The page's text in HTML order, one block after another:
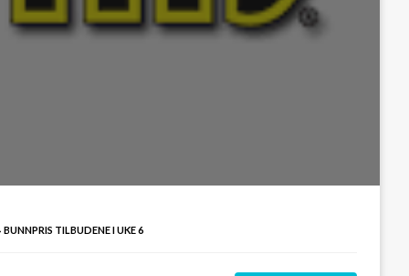
BUNNPRIS TILBUDENE I UKE 6 عروض محلات بون بريس في الأسبوع السادس